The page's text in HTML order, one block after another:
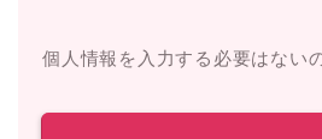
個人情報を入力する必要はない